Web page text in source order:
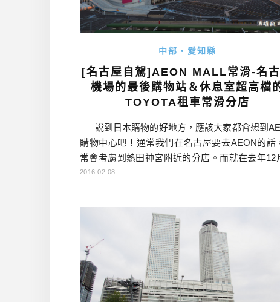
中部・愛知縣
[名古屋自駕]AEON MALL常滑-名
機場的最後購物站＆休息室超高檔
TOYOTA租車常滑分店
說到日本購物的好地方，應該大家都會想到
購物中心吧！通常我們在名古屋要去AEON的話
常會考慮到熱田神宮附近的分店。而就在去年12
與名古屋機場（中部國際機場）隔一座橋的城市
的話，或許可以考慮來逛常滑這間AEON喔！除
以逛街之外，世界最 […]…
2016-02-08